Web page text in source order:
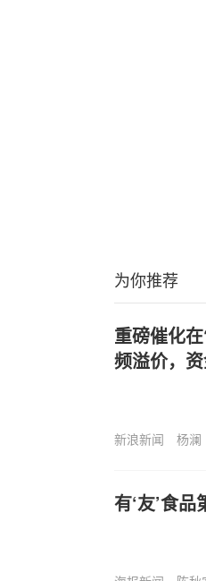
为你推荐
重磅催化
频溢价，
新浪新闻 杨澜
有‘友’食